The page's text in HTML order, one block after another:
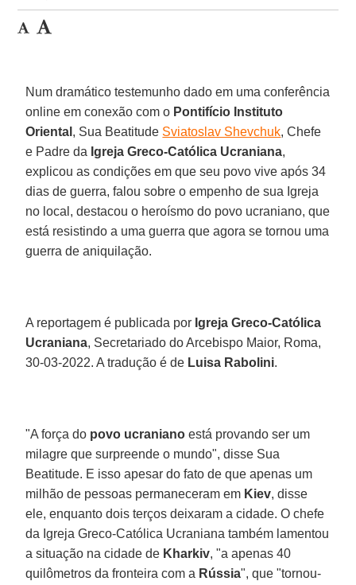
Num dramático testemunho dado em uma conferência
online em conexão com o Pontifício Instituto
Oriental , Sua Beatitude Sviatoslav Shevchuk, Chefe
e Padre da Igreja Greco-Católica Ucraniana,
explicou as condições em que seu povo vive após 34
dias de guerra, falou sobre o empenho de sua Igreja
no local, destacou o heroísmo do povo ucraniano, que
está resistindo a uma guerra que agora se tornou uma
guerra de aniquilação.
A reportagem é publicada por Igreja Greco-Católica
Ucraniana, Secretariado do Arcebispo Maior, Roma,
30-03-2022. A tradução é de Luisa Rabolini.
"A força do povo ucraniano está provando ser um
milagre que surpreende o mundo", disse Sua
Beatitude. E isso apesar do fato de que apenas um
milhão de pessoas permaneceram em Kiev, disse
ele, enquanto dois terços deixaram a cidade. O chefe
da Igreja Greco-Católica Ucraniana também lamentou
a situação na cidade de Kharkiv, "a apenas 40
quilômetros da fronteira com a Rússia", que "tornou-